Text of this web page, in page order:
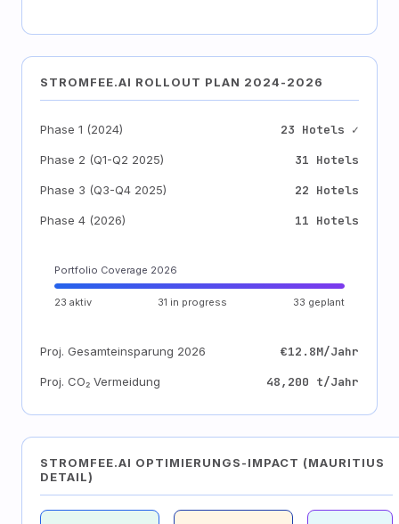
STROMFEE.AI ROLLOUT PLAN 2024-2026
Phase 1 (2024) 23 Hotels ✓
Phase 2 (Q1-Q2 2025) 31 Hotels
Phase 3 (Q3-Q4 2025) 22 Hotels
Phase 4 (2026) 11 Hotels
Portfolio Coverage 2026
23 aktiv 31 in progress 33 geplant
Proj. Gesamteinsparung 2026 €12.8M/Jahr
Proj. CO₂ Vermeidung 48,200 t/Jahr
STROMFEE.AI OPTIMIERUNGS-IMPACT (MAURITIUS
DETAIL)